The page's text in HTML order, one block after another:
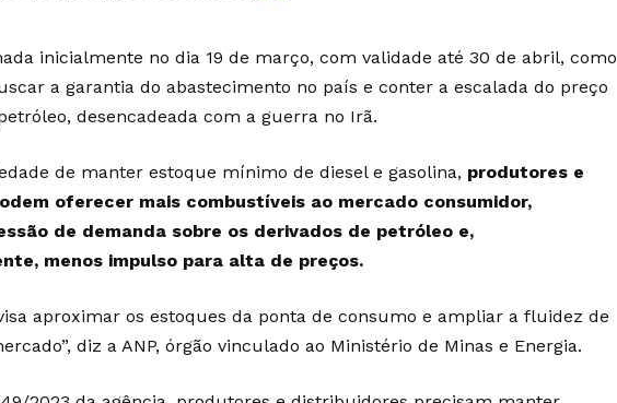
inicialmente no dia 19 de março, com validade até 30 de abril, como
a garantia do abastecimento no país e conter a escalada do preço
desencadeada com a guerra no Irã.
de manter estoque mínimo de diesel e gasolina, produtores e
oferecer mais combustíveis ao mercado consumidor,
de demanda sobre os derivados de petróleo e,
menos impulso para alta de preços.
aproximar os estoques da ponta de consumo e ampliar a fluidez de
diz a ANP, órgão vinculado ao Ministério de Minas e Energia.